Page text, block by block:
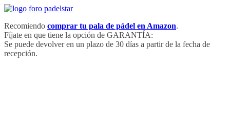
Saltar
contenido
Recomiendo comprar tu pala de pádel en Amazon.
Fíjate en que tiene la opción de GARANTÍA:
Se puede devolver en un plazo de 30 días a partir de la fecha de
recepción.